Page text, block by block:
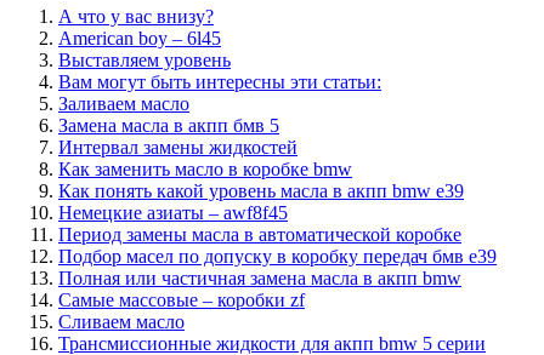
А что у вас внизу?
American boy – 6l45
Выставляем уровень
Вам могут быть интересны эти статьи:
Заливаем масло
Замена масла в акпп бмв 5
Интервал замены жидкостей
Как заменить масло в коробке bmw
Как понять какой уровень масла в акпп bmw e39
Немецкие азиаты – awf8f45
Период замены масла в автоматической коробке
Подбор масел по допуску в коробку передач бмв е39
Полная или частичная замена масла в акпп bmw
Самые массовые – коробки zf
Сливаем масло
Трансмиссионные жидкости для акпп bmw 5 серии